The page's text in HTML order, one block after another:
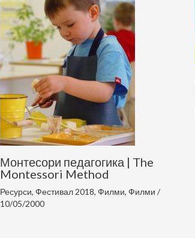
Монтесори педагогика | The
Montessori Method
Ресурси, Фестивал 2018, Филми, Филми /
10/05/2000